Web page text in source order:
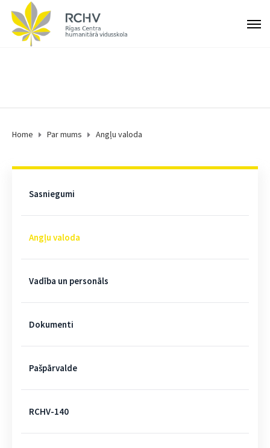
Home Par mums Angļu valoda
Sasniegumi
Angļu valoda
Vadība un personāls
Dokumenti
Pašpārvalde
RCHV-140